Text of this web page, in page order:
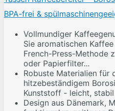
BPA-frei &
Vollmundiger
Sie aromatischen
French-Press-Methode
oder Papierfilter...
Robuste Materialien für
hitzebeständigem
Kunststoff - leicht,
Design aus Dänemark,